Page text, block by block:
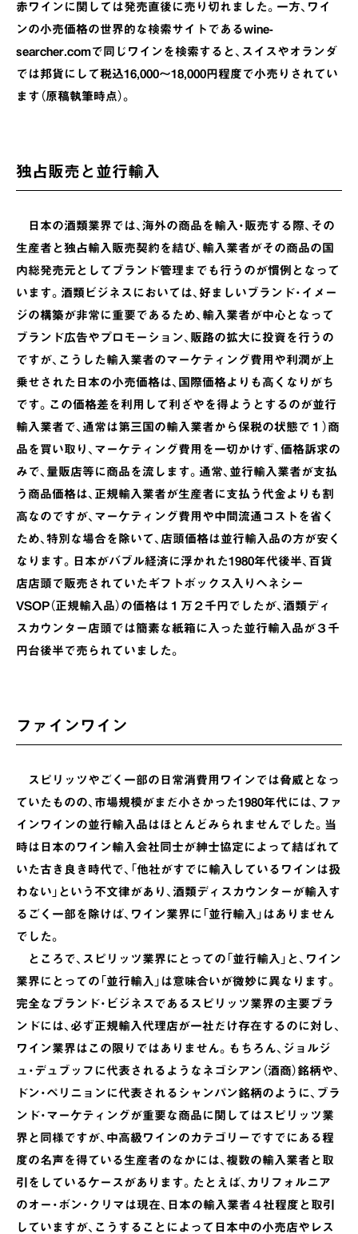
赤ワインに関しては発売直後に売り切れました。一方、ワイ
ンの小売価格の世界的な検索サイトであるwine-
searcher.comで同じワインを検索すると、スイスやオランダ
では邦貨にして税込16,000～18,000円程度で小売りされてい
ます（原稿執筆時点）。
独占販売と並行輸入
日本の酒類業界では、海外の商品を輸入・販売する際、その
生産者と独占輸入販売契約を結び、輸入業者がその商品の国
内総発売元としてブランド管理までも行うのが慣例となって
います。酒類ビジネスにおいては、好ましいブランド・イメー
ジの構築が非常に重要であるため、輸入業者が中心となって
ブランド広告やプロモーション、販路の拡大に投資を行うの
ですが、こうした輸入業者のマーケティング費用や利潤が上
乗せされた日本の小売価格は、国際価格よりも高くなりがち
です。この価格差を利用して利ざやを得ようとするのが並行
輸入業者で、通常は第三国の輸入業者から保税の状態で１）商
品を買い取り、マーケティング費用を一切かけず、価格訴求の
みで、量販店等に商品を流します。通常、並行輸入業者が支払
う商品価格は、正規輸入業者が生産者に支払う代金よりも割
高なのですが、マーケティング費用や中間流通コストを省く
ため、特別な場合を除いて、店頭価格は並行輸入品の方が安く
なります。日本がバブル経済に浮かれた1980年代後半、百貨
店店頭で販売されていたギフトボックス入りヘネシー
VSOP（正規輸入品）の価格は１万２千円でしたが、酒類ディ
スカウンター店頭では簡素な紙箱に入った並行輸入品が３千
円台後半で売られていました。
ファインワイン
スピリッツやごく一部の日常消費用ワインでは脅威となっ
ていたものの、市場規模がまだ小さかった1980年代には、ファ
インワインの並行輸入品はほとんどみられませんでした。当
時は日本のワイン輸入会社同士が紳士協定によって結ばれて
いた古き良き時代で、「他社がすでに輸入しているワインは扱
わない」という不文律があり、酒類ディスカウンターが輸入す
るごく一部を除けば、ワイン業界に「並行輸入」はありません
でした。
ところで、スピリッツ業界にとっての「並行輸入」と、ワイン
業界にとっての「並行輸入」は意味合いが微妙に異なります。
完全なブランド・ビジネスであるスピリッツ業界の主要ブラ
ンドには、必ず正規輸入代理店が一社だけ存在するのに対し、
ワイン業界はこの限りではありません。もちろん、ジョルジ
ュ・デュブッフに代表されるようなネゴシアン（酒商）銘柄や、
ドン・ペリニョンに代表されるシャンパン銘柄のように、ブラ
ンド・マーケティングが重要な商品に関してはスピリッツ業
界と同様ですが、中高級ワインのカテゴリーですでにある程
度の名声を得ている生産者のなかには、複数の輸入業者と取
引をしているケースがあります。たとえば、カリフォルニア
のオー・ボン・クリマは現在、日本の輸入業者４社程度と取引
していますが、こうすることによって日本中の小売店やレス